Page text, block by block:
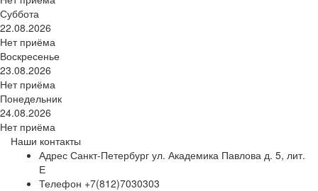
Суббота
22.08.2026
Нет приёма
Воскресенье
23.08.2026
Нет приёма
Понедельник
24.08.2026
Нет приёма
Наши контакты
Адрес Санкт-Петербург ул. Академика Павлова д. 5, лит.
Е
Телефон +7(812)7030303